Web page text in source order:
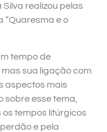
realizou pelas
“Quaresma e o
tempo de
sua ligação com
aspectos mais
sobre esse tema,
tempos litúrgicos
e pela